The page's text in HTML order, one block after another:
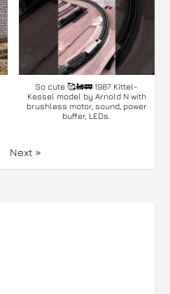
So cute 🥰🚂🚃 1987 Kittel-
Kessel model by Arnold N with
brushless motor, sound, power
buffer, LEDs.
Next »